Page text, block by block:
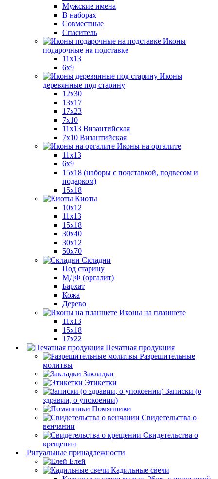
Мужские имена
В наборах
Совместные
Спаситель
Иконы
подарочные на подставке
11x13
6x9
Иконы
деревянные под старину
12х30
13x17
17x23
7x10
11x13 Византийская
7x10 Византийская
Иконы на оргалите
11x13
6x9
15х18 (наборы с подставкой, подвесом и
подарком)
15x18
Киоты
10x12
11x13
15x18
30x40
30х12
50x70
Складни
Под старину
МДФ (оргалит)
Бархат
Кожа
Дерево
Иконы на планшете
11х13
15х18
17х22
Печатная продукция
Разрешительные
молитвы
Закладки
Этикетки
Записки (о
здравии, о упокоении)
Помянники
Свидетельства о
венчании
Свидетельства о
крещении
Ритуальные принадлежности
Елей
Кадильные свечи